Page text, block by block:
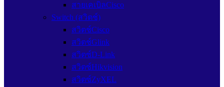
สายเคเบิลCisco
Switch (สวิตช์)
สวิตช์Cisco
สวิตช์Glink
สวิตซ์D-Link
สวิตซ์Hikvision
สวิตซ์ZyXEL